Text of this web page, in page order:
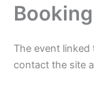
The event
contact the site